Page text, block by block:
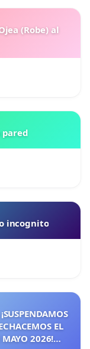
(Robe) al
pared
incognito
EL
MAYO 2026!